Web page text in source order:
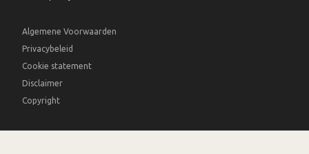
Algemene Voorwaarden
Privacybeleid
Cookie statement
Disclaimer
Copyright